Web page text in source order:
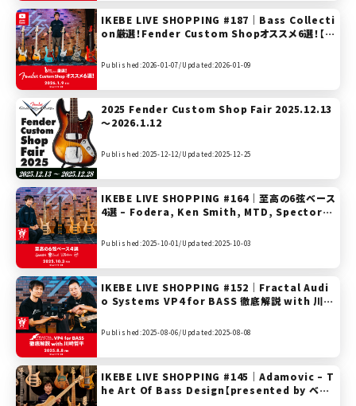
IKEBE LIVE SHOPPING #187｜Bass Collecti
on厳選！Fender Custom Shopオススメ6選！【p
Published:2026-01-07/Updated:2026-01-09
2025 Fender Custom Shop Fair 2025.12.13
～2026.1.12
Published:2025-12-12/Updated:2025-12-25
IKEBE LIVE SHOPPING #164｜至高の6弦ベース
4選 – Fodera, Ken Smith, MTD, Spector【p
Published:2025-10-01/Updated:2025-10-03
IKEBE LIVE SHOPPING #152｜Fractal Audi
o Systems VP4 for BASS 徹底解説 with 川崎
Published:2025-08-06/Updated:2025-08-08
IKEBE LIVE SHOPPING #145｜Adamovic – T
he Art Of Bass Design【presented by ベー